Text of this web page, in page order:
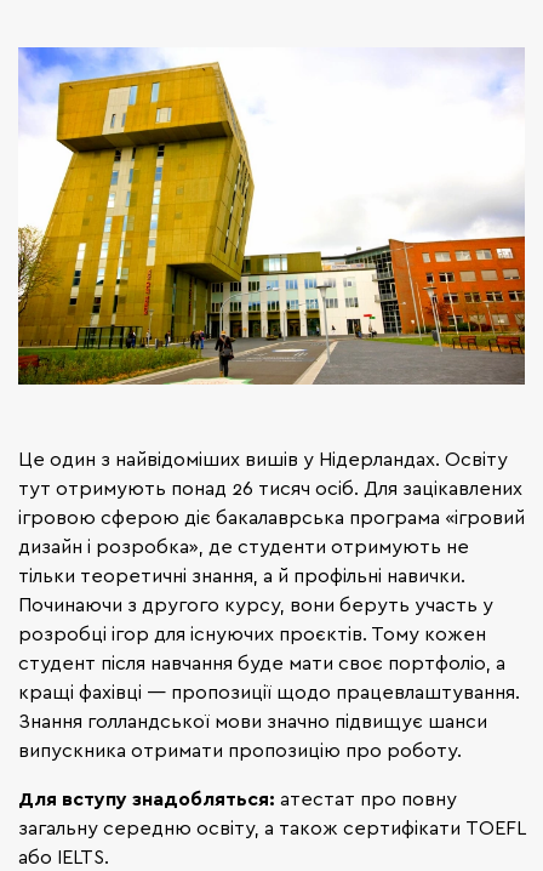
Це один з найвідоміших вишів у Нідерландах. Освіту
тут отримують понад 26 тисяч осіб. Для зацікавлених
ігровою сферою діє бакалаврська програма «ігровий
дизайн і розробка», де студенти отримують не
тільки теоретичні знання, а й профільні навички.
Починаючи з другого курсу, вони беруть участь у
розробці ігор для існуючих проєктів. Тому кожен
студент після навчання буде мати своє портфоліо, а
кращі фахівці — пропозиції щодо працевлаштування.
Знання голландської мови значно підвищує шанси
випускника отримати пропозицію про роботу.
Для вступу знадобляться: атестат про повну
загальну середню освіту, а також сертифікати TOEFL
або IELTS.